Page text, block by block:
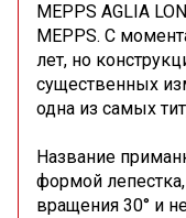
MEPPS AGLIA
MEPPS. С
лет, но
существенных
одна из самых
Название
формой
вращения 30° и